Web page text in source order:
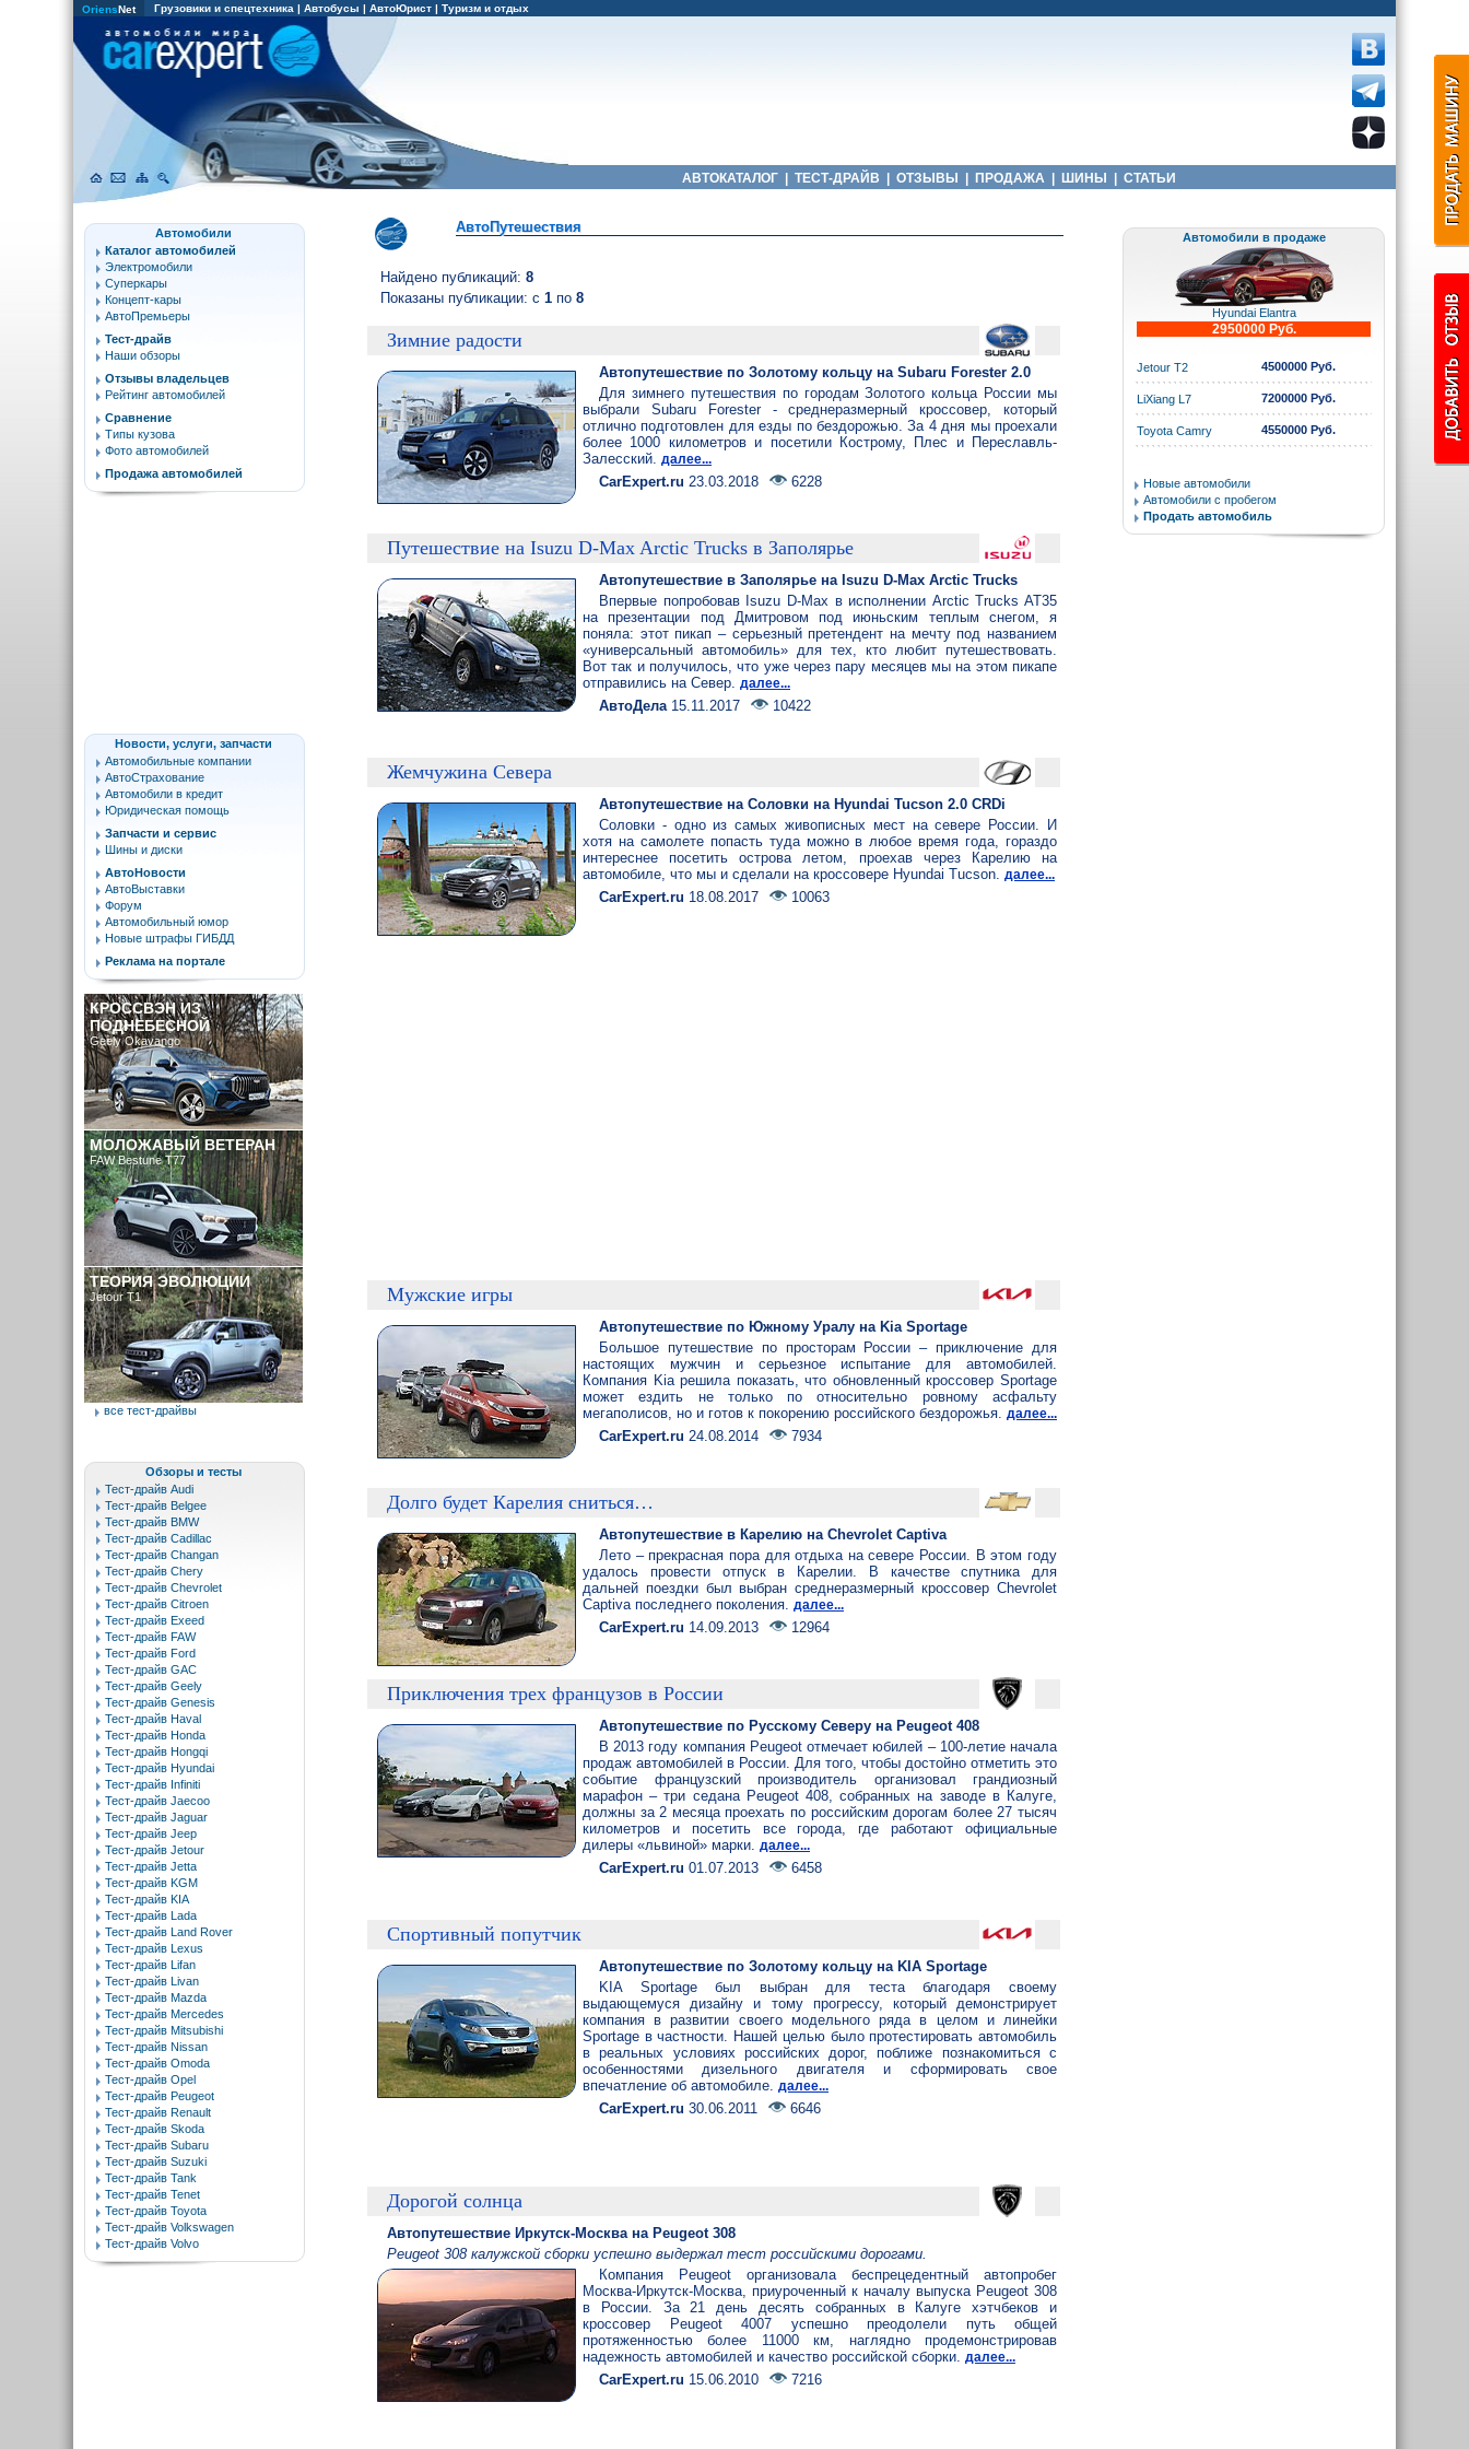
OriensNet Грузовики и спецтехника | Автобусы | АвтоЮрист | Туризм и отдых
АВТОКАТАЛОГ ТЕСТ-ДРАЙВ ОТЗЫВЫ ПРОДАЖА ШИНЫ СТАТЬИ
Автомобили
Каталог автомобилей
Электромобили
Суперкары
Концепт-кары
АвтоПремьеры
Тест-драйв
Наши обзоры
Отзывы владельцев
Рейтинг автомобилей
Сравнение
Типы кузова
Фото автомобилей
Продажа автомобилей
Новости, услуги, запчасти
Автомобильные компании
АвтоСтрахование
Автомобили в кредит
Юридическая помощь
Запчасти и сервис
Шины и диски
АвтоНовости
АвтоВыставки
Форум
Автомобильный юмор
Новые штрафы ГИБДД
Реклама на портале
КРОССВЭН ИЗ
ПОДНЕБЕСНОЙ
Geely Okavango
МОЛОЖАВЫЙ ВЕТЕРАН
FAW Bestune T77
ТЕОРИЯ ЭВОЛЮЦИИ
Jetour T1
все тест-драйвы
Обзоры и тесты
Тест-драйв Audi
Тест-драйв Belgee
Тест-драйв BMW
Тест-драйв Cadillac
Тест-драйв Changan
Тест-драйв Chery
Тест-драйв Chevrolet
Тест-драйв Citroen
Тест-драйв Exeed
Тест-драйв FAW
Тест-драйв Ford
Тест-драйв GAC
Тест-драйв Geely
Тест-драйв Genesis
Тест-драйв Haval
Тест-драйв Honda
Тест-драйв Hongqi
Тест-драйв Hyundai
Тест-драйв Infiniti
Тест-драйв Jaecoo
Тест-драйв Jaguar
Тест-драйв Jeep
Тест-драйв Jetour
Тест-драйв Jetta
Тест-драйв KGM
Тест-драйв KIA
Тест-драйв Lada
Тест-драйв Land Rover
Тест-драйв Lexus
Тест-драйв Lifan
Тест-драйв Livan
Тест-драйв Mazda
Тест-драйв Mercedes
Тест-драйв Mitsubishi
Тест-драйв Nissan
Тест-драйв Omoda
Тест-драйв Opel
Тест-драйв Peugeot
Тест-драйв Renault
Тест-драйв Skoda
Тест-драйв Subaru
Тест-драйв Suzuki
Тест-драйв Tank
Тест-драйв Tenet
Тест-драйв Toyota
Тест-драйв Volkswagen
Тест-драйв Volvo
АвтоПутешествия
АвтоПутешествия
Найдено публикаций: 8
Показаны публикации: с 1 по 8
Зимние радости
Автопутешествие по Золотому кольцу на Subaru Forester 2.0
Для зимнего путешествия по городам Золотого кольца России мы
выбрали Subaru Forester - среднеразмерный кроссовер, который
отлично подготовлен для езды по бездорожью. За 4 дня мы проехали
более 1000 километров и посетили Кострому, Плес и Переславль-
Залесский. далее...
CarExpert.ru 23.03.2018 6228
Путешествие на Isuzu D-Max Arctic Trucks в Заполярье
Автопутешествие в Заполярье на Isuzu D-Max Arctic Trucks
Впервые попробовав Isuzu D-Max в исполнении Arctic Trucks AT35
на презентации под Дмитровом под июньским теплым снегом, я
поняла: этот пикап – серьезный претендент на мечту под названием
«универсальный автомобиль» для тех, кто любит путешествовать.
Вот так и получилось, что уже через пару месяцев мы на этом пикапе
отправились на Север. далее...
АвтоДела15.11.2017 10422
Жемчужина Севера
Автопутешествие на Соловки на Hyundai Tucson 2.0 CRDi
Соловки - одно из самых живописных мест на севере России. И
хотя на самолете попасть туда можно в любое время года, гораздо
интереснее посетить острова летом, проехав через Карелию на
автомобиле, что мы и сделали на кроссовере Hyundai Tucson. далее...
CarExpert.ru 18.08.2017 10063
Мужские игры
Автопутешествие по Южному Уралу на Kia Sportage
Большое путешествие по просторам России – приключение для
настоящих мужчин и серьезное испытание для автомобилей.
Компания Kia решила показать, что обновленный кроссовер Sportage
может ездить не только по относительно ровному асфальту
мегаполисов, но и готов к покорению российского бездорожья. далее...
CarExpert.ru 24.08.2014 7934
Долго будет Карелия сниться…
Автопутешествие в Карелию на Chevrolet Captiva
Лето – прекрасная пора для отдыха на севере России. В этом году
удалось провести отпуск в Карелии. В качестве спутника для
дальней поездки был выбран среднеразмерный кроссовер Chevrolet
Captiva последнего поколения. далее...
CarExpert.ru 14.09.2013 12964
Приключения трех французов в России
Автопутешествие по Русскому Северу на Peugeot 408
В 2013 году компания Peugeot отмечает юбилей – 100-летие начала
продаж автомобилей в России. Для того, чтобы достойно отметить это
событие французский производитель организовал грандиозный
марафон – три седана Peugeot 408, собранных на заводе в Калуге,
должны за 2 месяца проехать по российским дорогам более 27 тысяч
километров и посетить все города, где работают официальные
дилеры «львиной» марки. далее...
CarExpert.ru 01.07.2013 6458
Спортивный попутчик
Автопутешествие по Золотому кольцу на KIA Sportage
KIA Sportage был выбран для теста благодаря своему
выдающемуся дизайну и тому прогрессу, который демонстрирует
компания в развитии своего модельного ряда в целом и линейки
Sportage в частности. Нашей целью было протестировать автомобиль
в реальных условиях российских дорог, поближе познакомиться с
особенностями дизельного двигателя и сформировать свое
впечатление об автомобиле. далее...
CarExpert.ru 30.06.2011 6646
Дорогой солнца
Автопутешествие Иркутск-Москва на Peugeot 308
Peugeot 308 калужской сборки успешно выдержал тест российскими дорогами.
Компания Peugeot организовала беспрецедентный автопробег
Москва-Иркутск-Москва, приуроченный к началу выпуска Peugeot 308
в России. За 21 день десять собранных в Калуге хэтчбеков и
кроссовер Peugeot 4007 успешно преодолели путь общей
протяженностью более 11000 км, наглядно продемонстрировав
надежность автомобилей и качество российской сборки. далее...
CarExpert.ru 15.06.2010 7216
Автомобили в продаже
Hyundai Elantra
2950000 Руб.
Jetour T2 4500000 Руб.
LiXiang L7 7200000 Руб.
Toyota Camry 4550000 Руб.
Новые автомобили
Автомобили с пробегом
Продать автомобиль